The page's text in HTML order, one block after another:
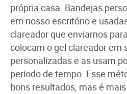
própria casa. Bandejas
em nosso escritório e
clareador que enviamos
colocam o gel clareador em
personalizadas e as usam
período de tempo. Esse
bons resultados, mas é